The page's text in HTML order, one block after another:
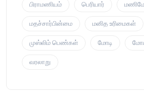
பிராமணியம் பெரியார்
மதச்சார்பின்மை மனித உரிமைகள்
முஸ்லிம் பெண்கள் மோடி
வரலாறு